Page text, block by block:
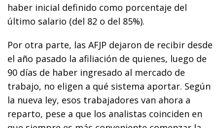
haber inicial definido como porcentaje del
último salario (del 82 o del 85%).
Por otra parte, las AFJP dejaron de recibir desde
el año pasado la afiliación de quienes, luego de
90 días de haber ingresado al mercado de
trabajo, no eligen a qué sistema aportar. Según
la nueva ley, esos trabajadores van ahora a
reparto, pese a que los analistas coinciden en